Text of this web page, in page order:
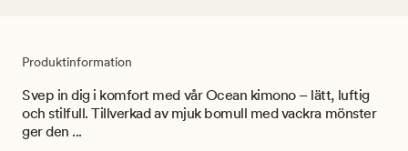
Produktinformation
Svep in dig i komfort med vår Ocean kimono – lätt, luftig
och stilfull. Tillverkad av mjuk bomull med vackra mönster
ger den ...